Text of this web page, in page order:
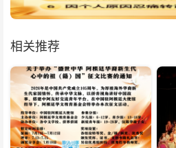
相关推荐